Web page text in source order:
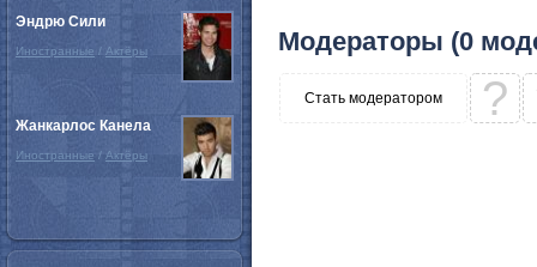
Модераторы (0
Стать модератором ?
Эндрю Сили
Иностранные / Актёры
Жанкарлос Канела
Иностранные / Актёры